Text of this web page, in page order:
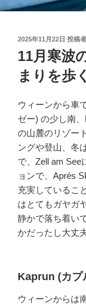
投
日:
2025年11月22日 投稿
11月寒波
まりを歩く
ウィーンから車
ゼー) の少し南
の山麓のリゾー
ングや登山、冬
で、Zell am See
ョンで、Aprés
充実しているこ
はとてもガヤガ
静かで落ち着い
かだったし大丈
Kaprun (カプ
ウィーンからは